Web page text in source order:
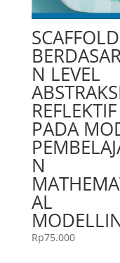
N LEVEL
REFLEKTIF
PADA
N
AL
Rp75.000